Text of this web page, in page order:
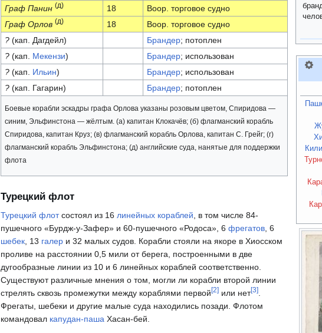
Граф Панин (д) 18
Воор. торговое судно
Граф Орлов (д) 18
Воор. торговое судно
?(кап. Дагдейл) Брандер; потоплен
?(кап. Мекензи) Брандер; использован
?(кап. Ильин) Брандер; использован
?(кап. Гагарин) Брандер; потоплен
Боевые корабли эскадры графа Орлова указаны розовым цветом, Спиридова —
синим, Эльфинстона — жёлтым. (a) капитан Клокачёв; (б) флагманский корабль
Спиридова, капитан Круз; (в) флагманский корабль Орлова, капитан С. Грейг; (г)
флагманский корабль Эльфинстона; (д) английские суда, нанятые для поддержки
флота
Турецкий флот
Турецкий флотсостоял из 16 линейных кораблей , в том числе 84-
пушечного «Бурдж-у-Зафер» и 60-пушечного «Родоса», 6 фрегатов , 6
шебек , 13 галер и 32 малых судов. Корабли стояли на якоре в Хиосском
проливе на расстоянии 0,5 мили от берега, построенными в две
дугообразные линии из 10 и 6 линейных кораблей соответственно.
Существуют различные мнения о том, могли ли корабли второй линии
стрелять сквозь промежутки между кораблями первой [2] или нет[3]
Фрегаты, шебеки и другие малые суда находились позади. Флотом
командовал капудан-паша Хасан-бей.